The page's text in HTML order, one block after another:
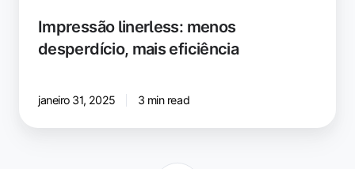
Impressão linerless: menos
desperdício, mais eficiência
janeiro 31, 2025 3 min read